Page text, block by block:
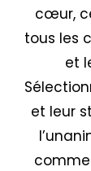
cœur,
tous les
et
et leur